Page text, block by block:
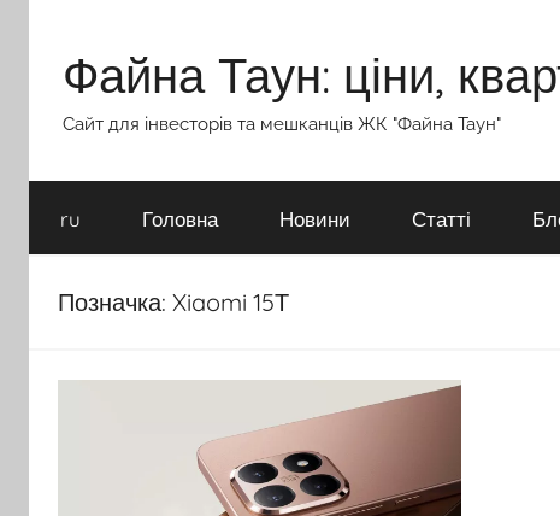
вмістуФайна Таун: ціни,
Сайт для інвесторів та мешканців ЖК "Файна Таун"
ru Головна Новини Статті
Позначка: Xiaomi 15Т